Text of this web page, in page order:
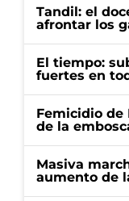
Tandil: el
afrontar los
El tiempo:
fuertes en
Femicidio de
de la
Masiva
aumento de